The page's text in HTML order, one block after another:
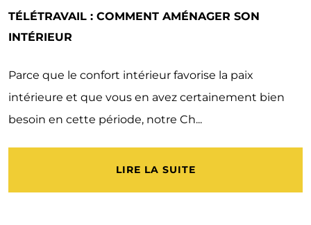
TÉLÉTRAVAIL : COMMENT AMÉNAGER SON
INTÉRIEUR
Parce que le confort intérieur favorise la paix
intérieure et que vous en avez certainement bien
besoin en cette période, notre Ch...
LIRE LA SUITE